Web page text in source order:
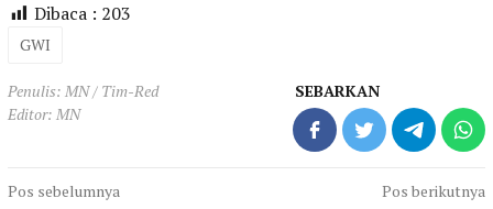
Dibaca : 203
GWI
Penulis: MN / Tim-Red
Editor: MN
SEBARKAN
Navigasi
Pos sebelumnya
Pos berikutnya